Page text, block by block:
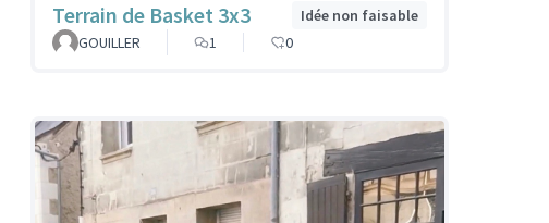
Terrain de Basket 3x3
Idée non faisable
GOUILLER
1 0